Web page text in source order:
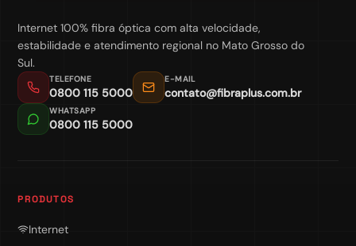
Internet 100% fibra óptica com alta velocidade,
estabilidade e atendimento regional no Mato Grosso do
Sul.
TELEFONE
0800 115 5000
E-MAIL
contato@fibraplus.com.br
WHATSAPP
0800 115 5000
PRODUTOS
Internet